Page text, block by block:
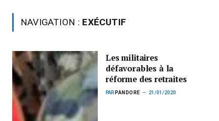
NAVIGATION : EXÉCUTIF
Les militaires
défavorables à la
réforme des retraites
PAR PANDORE 21/01/2020